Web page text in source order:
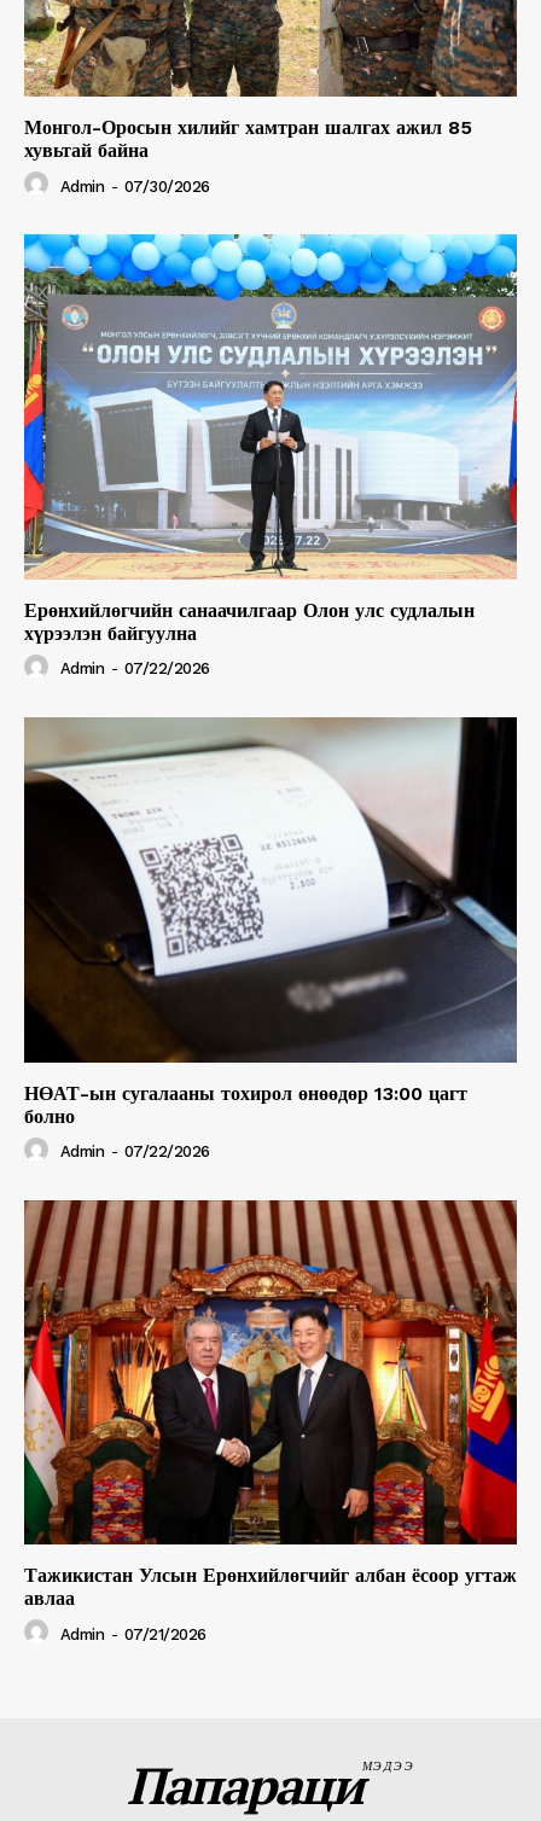
Монгол-Оросын хилийг хамтран шалгах ажил 85
хувьтай байна
Admin - 07/30/2026
Ерөнхийлөгчийн санаачилгаар Олон улс судлалын
хүрээлэн байгуулна
Admin - 07/22/2026
НӨАТ-ын сугалааны тохирол өнөөдөр 13:00 цагт
болно
Admin - 07/22/2026
Тажикистан Улсын Ерөнхийлөгчийг албан ёсоор угтаж
авлаа
Admin - 07/21/2026
ПапарациМЭДЭЭ